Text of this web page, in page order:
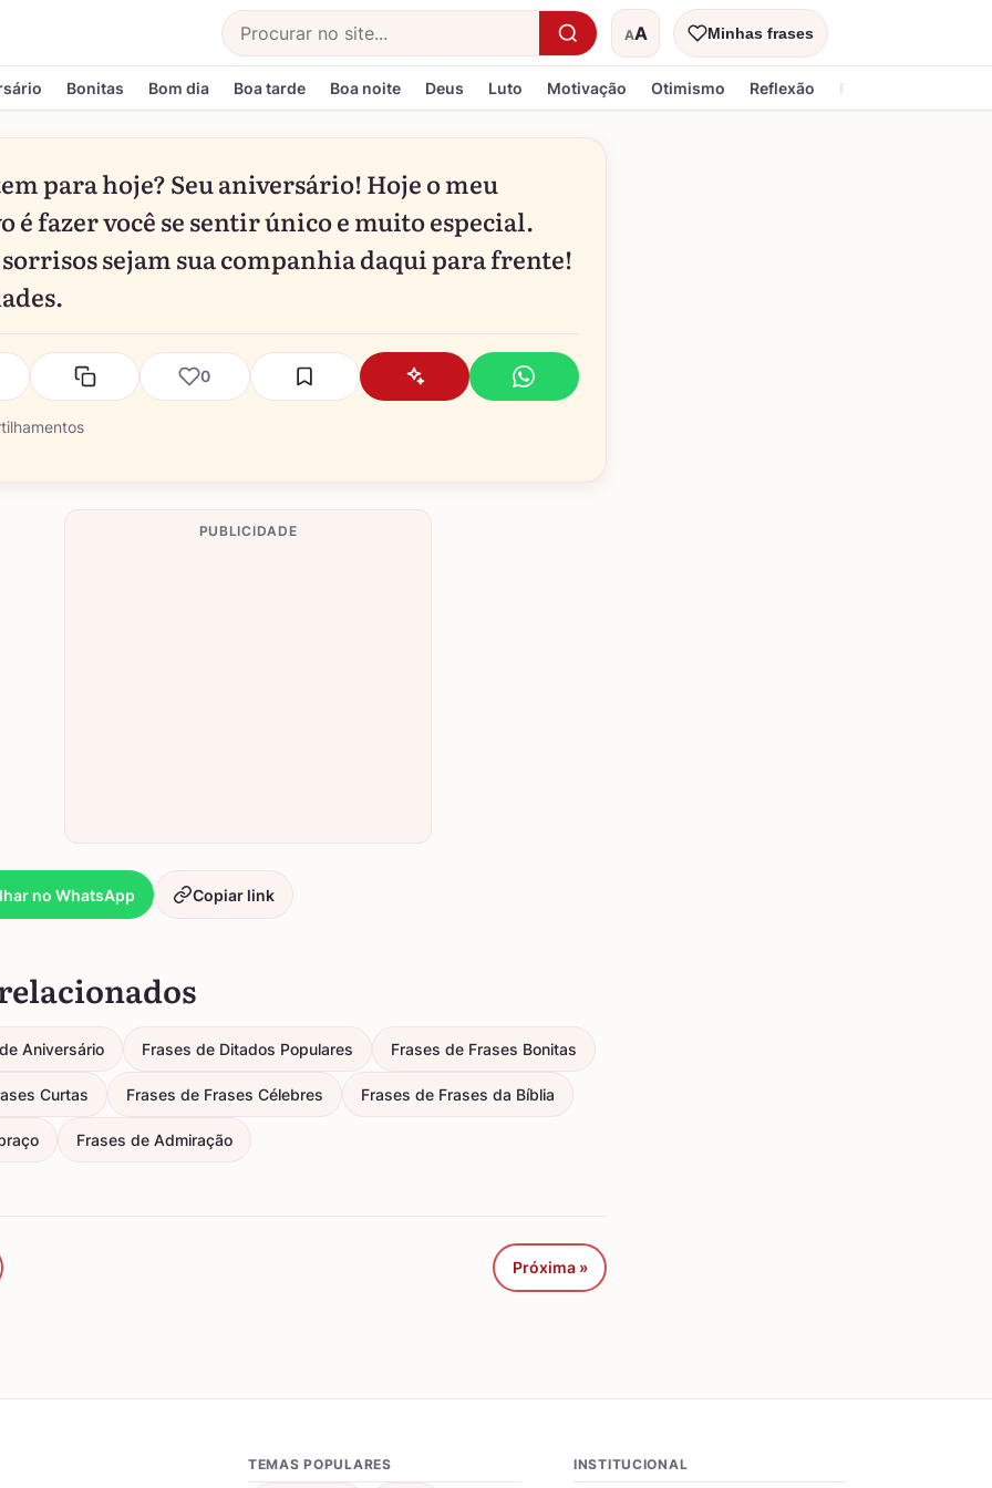
Buscar AA
Tamanho do textoMinhas frases
Bonitas Bom dia Boa tarde Boa noite Deus Luto Motivação Otimismo Reflexão Religiosa
para hoje? Seu aniversário! Hoje o meu
é fazer você se sentir único e muito especial.
sorrisos sejam sua companhia daqui para frente!
0
PUBLICIDADE
no WhatsApp Copiar link
Aniversário Frases de Ditados Populares Frases de Frases Bonitas
Curtas Frases de Frases Célebres Frases de Frases da Bíblia
Frases de Admiração
Próxima »
TEMAS POPULARES INSTITUCIONAL